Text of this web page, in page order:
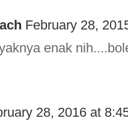
February 28,
enak
28, 2016 at